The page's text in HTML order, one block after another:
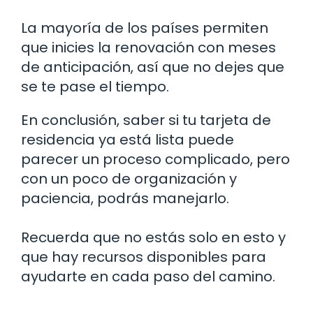
La mayoría de los países permiten
que inicies la renovación con meses
de anticipación, así que no dejes que
se te pase el tiempo.
En conclusión, saber si tu tarjeta de
residencia ya está lista puede
parecer un proceso complicado, pero
con un poco de organización y
paciencia, podrás manejarlo.
Recuerda que no estás solo en esto y
que hay recursos disponibles para
ayudarte en cada paso del camino.